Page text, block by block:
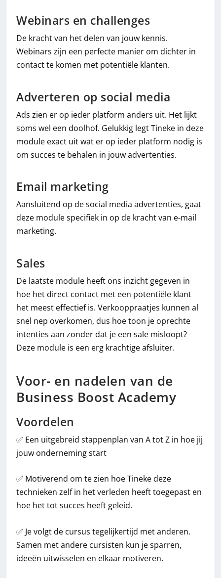
Webinars en challenges
De kracht van het delen van jouw kennis.
Webinars zijn een perfecte manier om dichter in
contact te komen met potentiële klanten.
Adverteren op social media
Ads zien er op ieder platform anders uit. Het lijkt
soms wel een doolhof. Gelukkig legt Tineke in deze
module exact uit wat er op ieder platform nodig is
om succes te behalen in jouw advertenties.
Email marketing
Aansluitend op de social media advertenties, gaat
deze module specifiek in op de kracht van e-mail
marketing.
Sales
De laatste module heeft ons inzicht gegeven in
hoe het direct contact met een potentiële klant
het meest effectief is. Verkooppraatjes kunnen al
snel nep overkomen, dus hoe toon je oprechte
intenties aan zonder dat je een sale misloopt?
Deze module is een erg krachtige afsluiter.
Voor- en nadelen van de
Business Boost Academy
Voordelen
✅ Een uitgebreid stappenplan van A tot Z in hoe jij
jouw onderneming start
✅ Motiverend om te zien hoe Tineke deze
technieken zelf in het verleden heeft toegepast en
hoe het tot succes heeft geleid.
✅ Je volgt de cursus tegelijkertijd met anderen.
Samen met andere cursisten kun je sparren,
ideeën uitwisselen en elkaar motiveren.